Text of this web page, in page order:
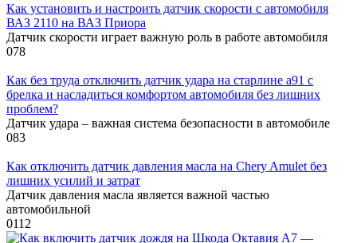
Как установить и настроить датчик скорости с автомобиля
ВАЗ 2110 на ВАЗ Приора
Датчик скорости играет важную роль в работе автомобиля
078
Как без труда отключить датчик удара на старлине а91 с
брелка и насладиться комфортом автомобиля без лишних
проблем?
Датчик удара – важная система безопасности в автомобиле
083
Как отключить датчик давления масла на Chery Amulet без
лишних усилий и затрат
Датчик давления масла является важной частью
автомобильной
0112